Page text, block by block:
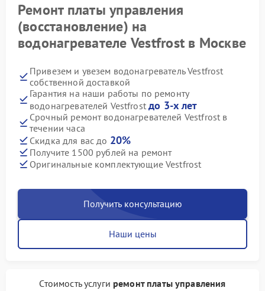
Ремонт платы управления
(восстановление) на
водонагревателе Vestfrost в Москве
Привезем и увезем водонагреватель Vestfrost
собственной доставкой
Гарантия на наши работы по ремонту
водонагревателей Vestfrostдо 3-х лет
Срочный ремонт водонагревателей Vestfrost в
течении часа
Скидка для вас до 20%
Получите 1500 рублей на ремонт
Оригинальные комплектующие Vestfrost
Получить консультацию
Наши цены
Стоимость услуги ремонт платы управления